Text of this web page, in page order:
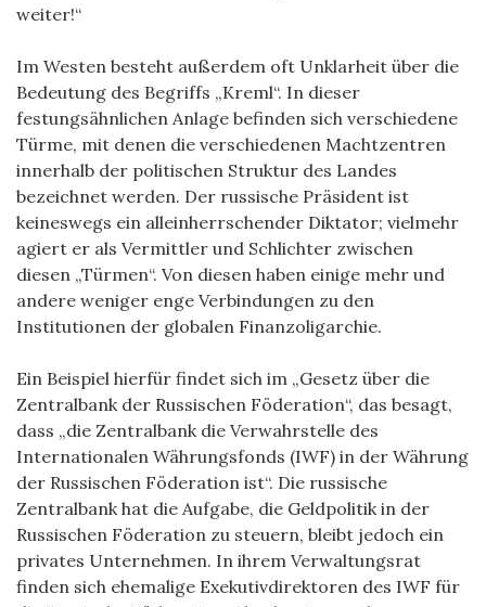
weiter!“
Im Westen besteht außerdem oft Unklarheit über die
Bedeutung des Begriffs „Kreml“. In dieser
festungsähnlichen Anlage befinden sich verschiedene
Türme, mit denen die verschiedenen Machtzentren
innerhalb der politischen Struktur des Landes
bezeichnet werden. Der russische Präsident ist
keineswegs ein alleinherrschender Diktator; vielmehr
agiert er als Vermittler und Schlichter zwischen
diesen „Türmen“. Von diesen haben einige mehr und
andere weniger enge Verbindungen zu den
Institutionen der globalen Finanzoligarchie.
Ein Beispiel hierfür findet sich im „Gesetz über die
Zentralbank der Russischen Föderation“, das besagt,
dass „die Zentralbank die Verwahrstelle des
Internationalen Währungsfonds (IWF) in der Währung
der Russischen Föderation ist“. Die russische
Zentralbank hat die Aufgabe, die Geldpolitik in der
Russischen Föderation zu steuern, bleibt jedoch ein
privates Unternehmen. In ihrem Verwaltungsrat
finden sich ehemalige Exekutivdirektoren des IWF für